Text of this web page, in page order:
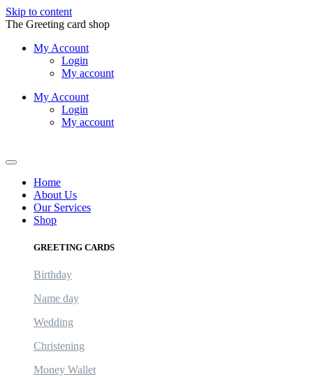
Skip to content
The Greeting card shop
My Account
Login
My account
My Account
Login
My account
Home
About Us
Our Services
Shop
GREETING CARDS
Birthday
Name day
Wedding
Christening
Money Wallet